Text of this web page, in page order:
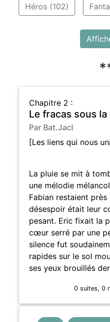
Héros (102)
Chapitre 2 :
Le fracas sous la
Par Bat.Jacl
[Les liens qui nous
La pluie se mit à
une mélodie
Fabian restaient
désespoir était leur
pesant. Eric fixait la
cœur serré par une
silence fut
rapides sur le sol
ses yeux brouillés
0 suites, 0